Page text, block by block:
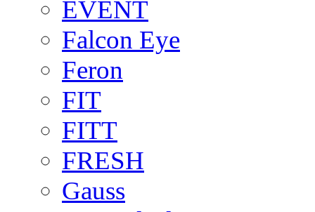
EVENT
Falcon Eye
Feron
FIT
FITT
FRESH
Gauss